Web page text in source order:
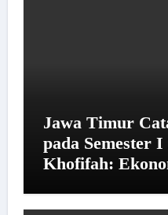
Jawa Timur
pada Semester
Khofifah:
Kemiskinan dan